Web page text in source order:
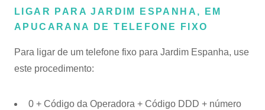
LIGAR PARA JARDIM ESPANHA, EM
APUCARANA DE TELEFONE FIXO
Para ligar de um telefone fixo para Jardim Espanha, use
este procedimento:
0 + Código da Operadora + Código DDD + número